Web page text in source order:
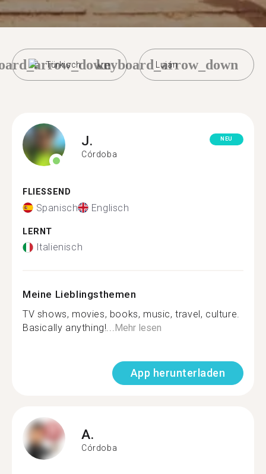
Türkisch Luján
keyboard_arrow_down
J.
Córdoba
NEU
FLIESSEND
Spanisch Englisch
LERNT
Italienisch
Meine Lieblingsthemen
TV shows, movies, books, music, travel, culture.
Basically anything!...Mehr lesen
App herunterladen
A.
Córdoba